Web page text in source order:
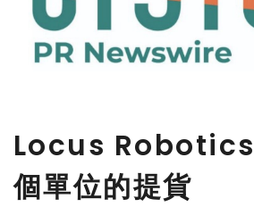
Locus Robotics
個單位的提貨